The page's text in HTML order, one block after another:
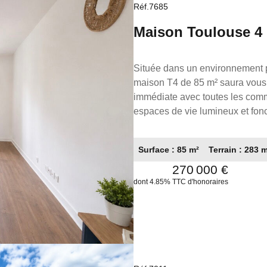
responsabilité éditoriale de M.
Toulouse sous le numéro
Réf.7685
Située dans un
maison T4 de 85 m² saura
immédiate avec toutes les
espaces de vie lumineux et
commerces, aux écoles, aux
déplacements. Cette maison
investisseurs grâce à son
Surface : 85 m² Terrain : 283
270 000 €
dont 4.85% TTC d'honoraires